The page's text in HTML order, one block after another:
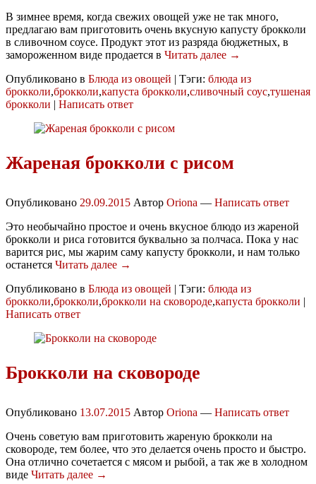
В зимнее время, когда свежих овощей уже не так много,
предлагаю вам приготовить очень вкусную капусту брокколи
в сливочном соусе. Продукт этот из разряда бюджетных, в
замороженном виде продается в Читать далее →
Опубликовано в Блюда из овощей | Тэги: блюда из
брокколи,брокколи,капуста брокколи,сливочный соус,тушеная
брокколи | Написать ответ
Жареная брокколи с рисом
Опубликовано 29.09.2015 Автор Oriona — Написать ответ
Это необычайно простое и очень вкусное блюдо из жареной
брокколи и риса готовится буквально за полчаса. Пока у нас
варится рис, мы жарим саму капусту брокколи, и нам только
останется Читать далее →
Опубликовано в Блюда из овощей | Тэги: блюда из
брокколи,брокколи,брокколи на сковороде,капуста брокколи |
Написать ответ
Брокколи на сковороде
Опубликовано 13.07.2015 Автор Oriona — Написать ответ
Очень советую вам приготовить жареную брокколи на
сковороде, тем более, что это делается очень просто и быстро.
Она отлично сочетается с мясом и рыбой, а так же в холодном
виде Читать далее →